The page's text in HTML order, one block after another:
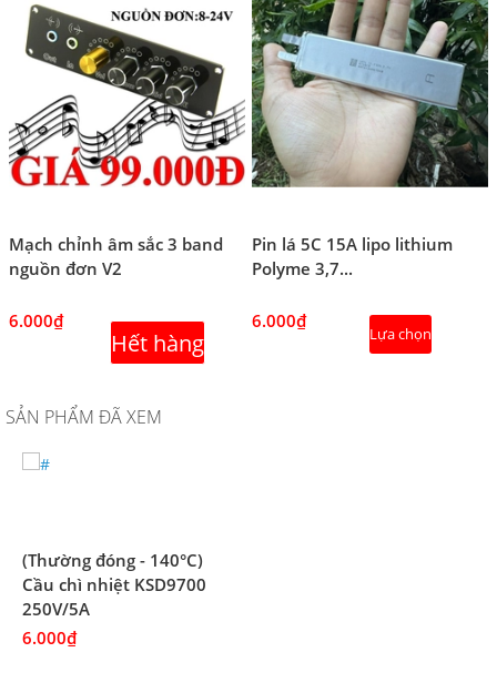
Mạch chỉnh âm sắc 3 band
nguồn đơn V2
6.000₫
Hết hàng
Pin lá 5C 15A lipo lithium
Polyme 3,7...
6.000₫
Lựa chọn
SẢN PHẨM ĐÃ XEM
(Thường đóng - 140°C)
Cầu chì nhiệt KSD9700
250V/5A
6.000₫